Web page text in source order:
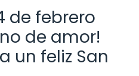
de febrero
de amor!
un feliz San